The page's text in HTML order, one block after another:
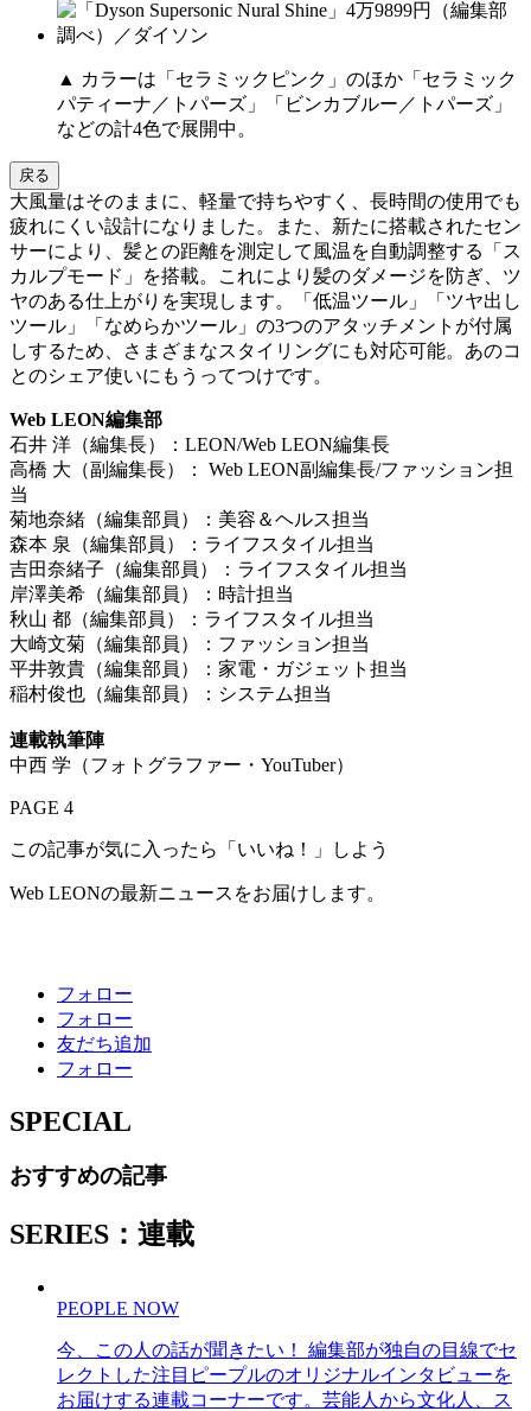
▲ カラーは「セラミックピンク」のほか「セラミック
パティーナ／トパーズ」「ビンカブルー／トパーズ」
などの計4色で展開中。
戻る
大風量はそのままに、軽量で持ちやすく、長時間の使用でも
疲れにくい設計になりました。また、新たに搭載されたセン
サーにより、髪との距離を測定して風温を自動調整する「ス
カルプモード」を搭載。これにより髪のダメージを防ぎ、ツ
ヤのある仕上がりを実現します。「低温ツール」「ツヤ出し
ツール」「なめらかツール」の3つのアタッチメントが付属
しするため、さまざまなスタイリングにも対応可能。あのコ
とのシェア使いにもうってつけです。
Web LEON編集部
石井 洋（編集長）：LEON/Web LEON編集長
高橋 大（副編集長）： Web LEON副編集長/ファッション担
当
菊地奈緒（編集部員）：美容＆ヘルス担当
森本 泉（編集部員）：ライフスタイル担当
吉田奈緒子（編集部員）：ライフスタイル担当
岸澤美希（編集部員）：時計担当
秋山 都（編集部員）：ライフスタイル担当
大崎文菊（編集部員）：ファッション担当
平井敦貴（編集部員）：家電・ガジェット担当
稲村俊也（編集部員）：システム担当
連載執筆陣
中西 学（フォトグラファー・YouTuber）
PAGE 4
この記事が気に入ったら「いいね！」しよう
Web LEONの最新ニュースをお届けします。
フォロー
フォロー
友だち追加
フォロー
SPECIAL
おすすめの記事
SERIES：連載
PEOPLE NOW
今、この人の話が聞きたい！ 編集部が独自の目線でセ
レクトした注目ピープルのオリジナルインタビューを
お届けする連載コーナーです。芸能人から文化人、ス